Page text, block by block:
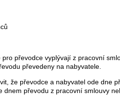
převodce vyplývají z pracovní
převedeny na nabyvatele.
že převodce a nabyvatel ode dne
dnem převodu z pracovní smlouvy